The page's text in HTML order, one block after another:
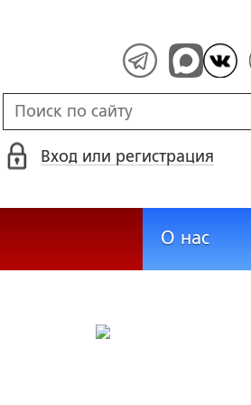
Вход или регистрация
О нас